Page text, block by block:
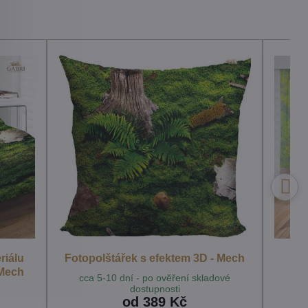
Fotopolštářek s efektem 3D - Mech
cca 5-10 dní - po ověření skladové
dostupnosti
od 389 Kč